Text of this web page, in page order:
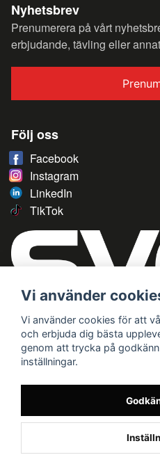
Nyhetsbrev
Prenumerera på vårt
erbjudande, tävling eller
Följ oss
Facebook
Instagram
LinkedIn
TikTok
Vi använder
Vi använder cookies för att
och erbjuda dig bästa
genom att trycka på
inställningar.